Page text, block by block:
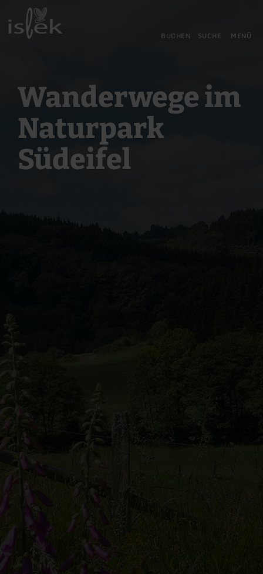
Zurück
zur
Startseite
BUCHEN SUCHE MENÜ
Wanderwege im
Naturpark
Südeifel